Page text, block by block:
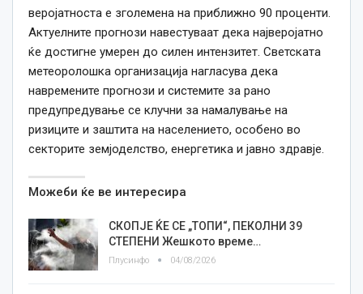
веројатноста е зголемена на приближно 90 проценти.
Актуелните прогнози навестуваат дека најверојатно
ќе достигне умерен до силен интензитет. Светската
метеоролошка организација нагласува дека
навремените прогнози и системите за рано
предупредување се клучни за намалување на
ризиците и заштита на населението, особено во
секторите земјоделство, енергетика и јавно здравје.
Можеби ќе ве интересира
СКОПЈЕ ЌЕ СЕ „ТОПИ“, ПЕКОЛНИ 39
СТЕПЕНИ Жешкото време…
Плусинфо 04/08/2026